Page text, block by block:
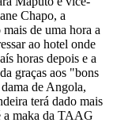
Chapo, a
de uma hora a
ao hotel onde
horas depois e a
graças aos "bons
de Angola,
terá dado mais
a maka da TAAG